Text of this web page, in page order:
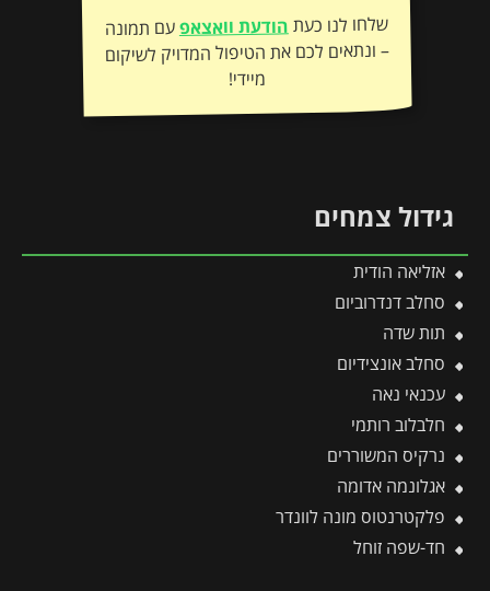
שלחו לנו כעתהודעת וואצאפעם תמונה
– ונתאים לכם את הטיפול המדויק לשיקום
מיידי!
גידול צמחים
אזליאה הודית
סחלב דנדרוביום
תות שדה
סחלב אונצידיום
עכנאי נאה
חלבלוב רותמי
נרקיס המשוררים
אגלונמה אדומה
פלקטרנטוס מונה לוונדר
חד-שפה זוחל